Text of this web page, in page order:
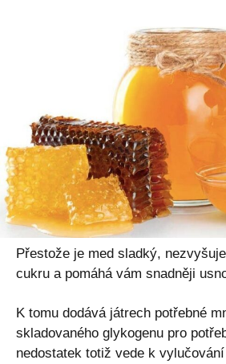
Přestože je med sladký,
cukru a pomáhá vám snadněji
K tomu dodává játrech potřebné
skladovaného glykogenu pro
nedostatek totiž vede k